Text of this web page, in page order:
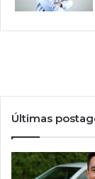
Últimas